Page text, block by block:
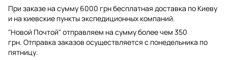
При заказе на сумму 6000 грн бесплатная доставка по Киеву
и на киевские пункты экспедиционных компаний.
"Новой Почтой" отправляем на сумму более чем 350
грн. Отправка заказов осуществляется с понедельника по
пятницу.